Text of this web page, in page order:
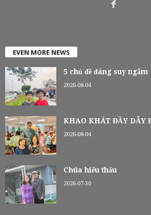
EVEN MORE NEWS
5 chủ đề đáng suy ngẫm
2026-08-04
KHAO KHÁT ĐẦY DẪY
2026-08-04
Chúa hiểu thấu
2026-07-30